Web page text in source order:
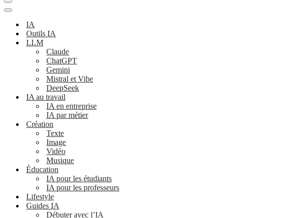
Menu
de
Menu
navigation
IA
Outils IA
LLM
Claude
ChatGPT
Gemini
Mistral et Vibe
DeepSeek
IA au travail
IA en entreprise
IA par métier
Création
Texte
Image
Vidéo
Musique
Éducation
IA pour les étudiants
IA pour les professeurs
Lifestyle
Guides IA
Débuter avec l’IA